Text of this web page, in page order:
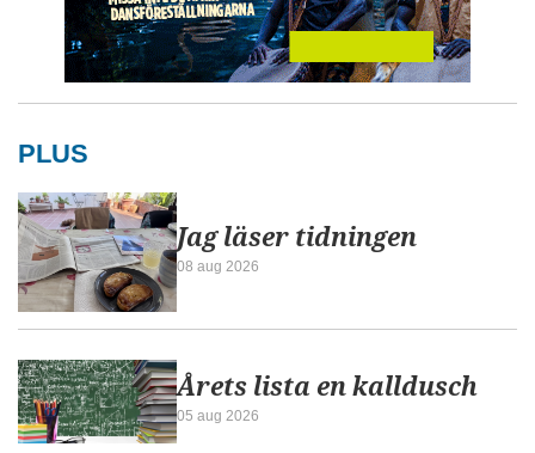
PLUS
Jag läser tidningen
08 aug 2026
Årets lista en kalldusch
05 aug 2026